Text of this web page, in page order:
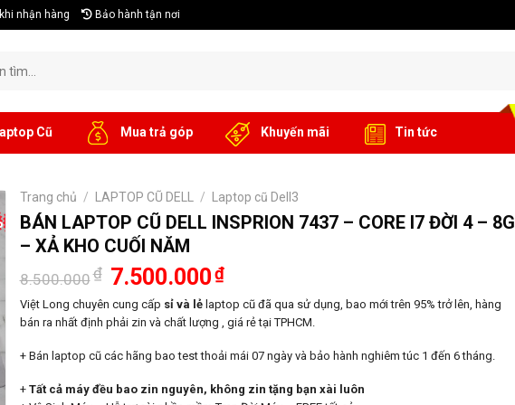
nhận hàng Bảo hành tận nơi
Cũ Mua trả góp Khuyến mãi Tin tức
Trang chủ / LAPTOP CŨ DELL / Laptop cũ Dell3
BÁN LAPTOP CŨ DELL INSPRION 7437 – CORE I7 ĐỜI 4 – 8G
– XẢ KHO CUỐI NĂM
8.500.000₫ Giá
gốc
là:
8.500.000₫.
7.500.000₫Giá
hiện
tại
là:
7.500.000₫.
Việt Long chuyên cung cấp sỉ và lẻlaptop cũ đã qua sử dụng, bao mới trên 95% trở lên, hàng
bán ra nhất định phải zin và chất lượng , giá rẻ tại TPHCM.
+ Bán laptop cũ các hãng bao test thoải mái 07 ngày và bảo hành nghiêm túc 1 đến 6 tháng.
+ Tất cả máy đều bao zin nguyên, không zin tặng bạn xài luôn